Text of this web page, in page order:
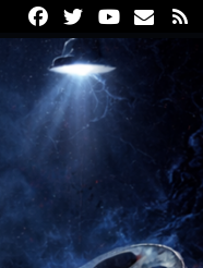
FacebookTwitterYoutube
Email